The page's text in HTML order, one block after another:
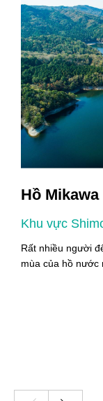
Hồ
Khu vực
Rất nhiều người
mùa của hồ nước